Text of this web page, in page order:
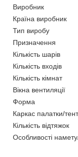
Виробник
Країна виробник
Тип виробу
Призначення
Кількість шарів
Кількість входів
Кількість кімнат
Вікна вентиляції
Форма
Каркас палатки/
Кількість відтяжок
Особливості